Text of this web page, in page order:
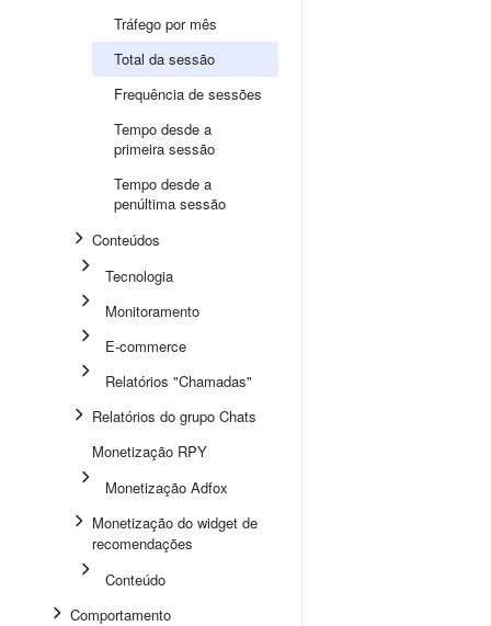
Tráfego por mês
Total da sessão
Frequência de sessões
Tempo desde a
primeira sessão
Tempo desde a
penúltima sessão
Conteúdos
Tecnologia
Monitoramento
E-commerce
Relatórios "Chamadas"
Relatórios do grupo Chats
Monetização RPY
Monetização Adfox
Monetização do widget de
recomendações
Conteúdo
Comportamento